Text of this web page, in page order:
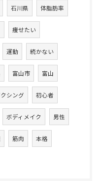
石川県 体脂肪率
痩せたい
運動 続かない
富山市 富山
シング 初心者
ボディメイク 男性
筋肉 本格